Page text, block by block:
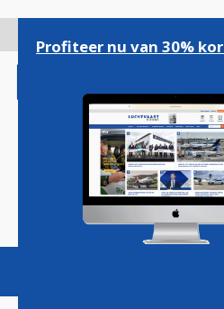
gaan
Magazine
Profiteer nu van 30%